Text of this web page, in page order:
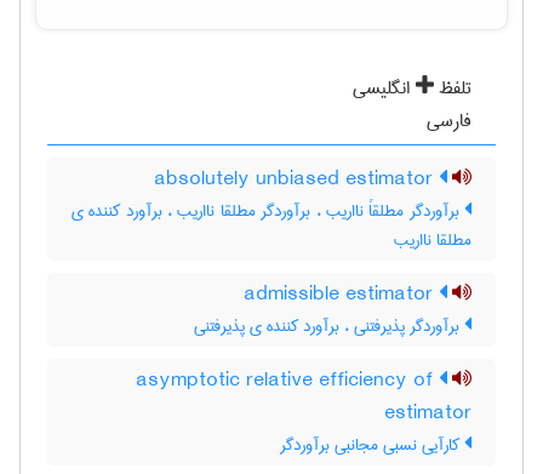
تلفظ
انگلیسی
فارسی
برآوردگر مطلقاً نااریب ، برآوردگر مطلقا نااریب ، برآورد کننده ی
مطلقا نااریب
برآوردگر پذیرفتنی ، برآورد کننده ی پذیرفتنی
asymptotic relative efficiency of
estimator
کارآیی نسبی مجانبی برآوردگر